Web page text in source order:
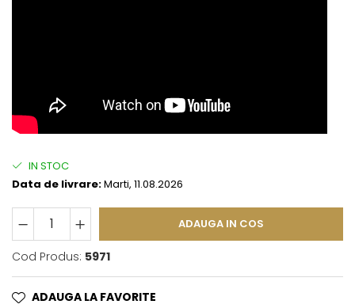
IN STOC
Data de livrare:Marti, 11.08.2026
ADAUGA IN COS
Cod Produs: 5971
ADAUGA LA FAVORITE